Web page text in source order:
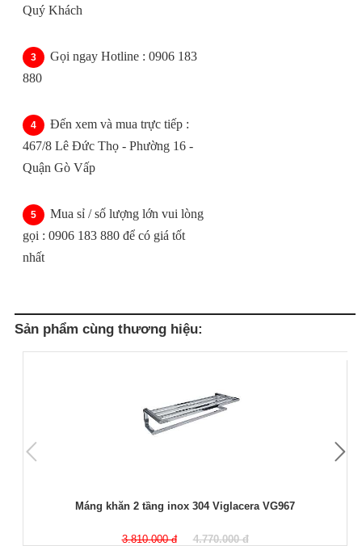
Quý Khách
Gọi ngay Hotline : 0906 183
880
Đến xem và mua trực tiếp :
467/8 Lê Đức Thọ - Phường 16 -
Quận Gò Vấp
Mua sỉ / số lượng lớn vui lòng
gọi : 0906 183 880 để có giá tốt
nhất
Sản phẩm cùng thương hiệu:
Máng khăn 2 tầng inox 304 Viglacera VG967
3.810.000 đ 4.770.000 đ